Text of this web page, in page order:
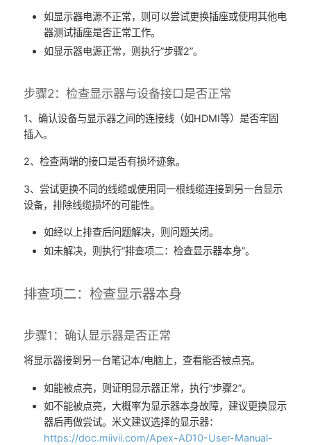
如显示器电源不正常，则可以尝试更换插座或使用其他电
器测试插座是否正常工作。
如显示器电源正常，则执行”步骤2”。
步骤2：检查显示器与设备接口是否正常
1、确认设备与显示器之间的连接线（如HDMI等）是否牢固
插入。
2、检查两端的接口是否有损坏迹象。
3、尝试更换不同的线缆或使用同一根线缆连接到另一台显示
设备，排除线缆损坏的可能性。
如经以上排查后问题解决，则问题关闭。
如未解决，则执行“排查项二：检查显示器本身”。
排查项二：检查显示器本身
步骤1：确认显示器是否正常
将显示器接到另一台笔记本/电脑上，查看能否被点亮。
如能被点亮，则证明显示器正常，执行”步骤2”。
如不能被点亮，大概率为显示器本身故障，建议更换显示
器后再做尝试。米文建议选择的显示器：
https://doc.miivii.com/Apex-AD10-User-Manual-